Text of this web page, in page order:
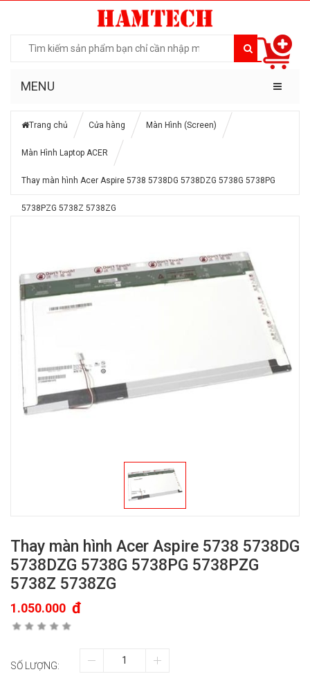
MENU
Trang chủ Cửa hàng Màn Hình (Screen)
Màn Hình Laptop ACER
Thay màn hình Acer Aspire 5738 5738DG 5738DZG 5738G 5738PG
5738PZG 5738Z 5738ZG
Thay màn hình Acer Aspire 5738 5738DG
5738DZG 5738G 5738PG 5738PZG
5738Z 5738ZG
1.050.000 đ
SỐ LƯỢNG: